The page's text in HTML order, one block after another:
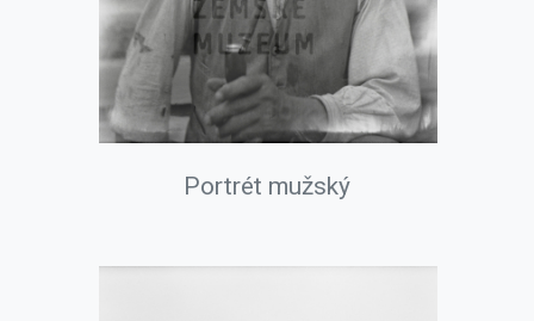
Portrét mužský